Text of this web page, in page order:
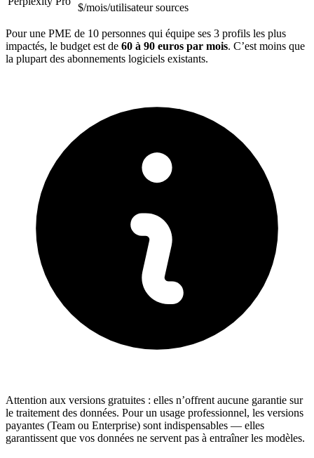
$/mois/utilisateur sources
Pour une PME de 10 personnes qui équipe ses 3 profils les plus
impactés, le budget est de 60 à 90 euros par mois. C’est moins que
la plupart des abonnements logiciels existants.
Attention aux versions gratuites : elles n’offrent aucune garantie sur
le traitement des données. Pour un usage professionnel, les versions
payantes (Team ou Enterprise) sont indispensables — elles
garantissent que vos données ne servent pas à entraîner les modèles.